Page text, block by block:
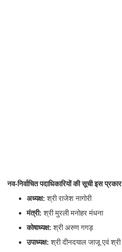
नव-निर्वाचित पदाधिकारियों की सूची इस
अध्यक्ष: श्री राजेश नागोरी
मंत्री: श्री मुरली मनोहर मंधना
कोषाध्यक्ष: श्री अरुण गगड़
उपाध्यक्ष: श्री दीनदयाल जाजू एवं